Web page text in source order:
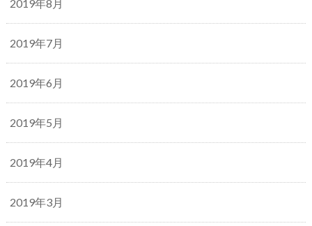
2019年8月
2019年7月
2019年6月
2019年5月
2019年4月
2019年3月